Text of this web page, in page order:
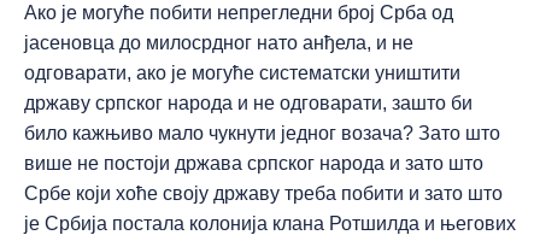
Ако је могуће побити непрегледни број Срба од
јасеновца до милосрдног нато анђела, и не
одговарати, ако је могуће систематски уништити
државу српског народа и не одговарати, зашто би
било кажњиво мало чукнути једног возача? Зато што
више не постоји држава српског народа и зато што
Србе који хоће своју државу треба побити и зато што
је Србија постала колонија клана Ротшилда и његових